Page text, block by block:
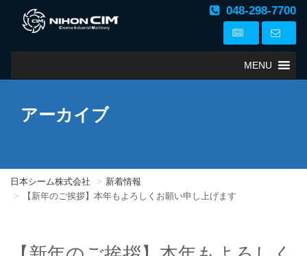
048-298-7700
MENU
アーカイブ
日本シーム株式会社
新着情報
【新年のご挨拶】本年もよろしくお願い申し上げます